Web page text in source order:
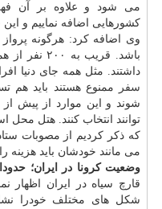
می شود و علاوه بر آن
کشورهایی اضافه نماییم و
وی اضافه کرد: هرگونه
باشد. قریب
داشتند. مثل همه جای دنیا
سفر
ممنوع هستند باید هم
شوند و این موارد از پیش
توانند انتخاب کنند. هتل
که ذکر کردیم از مصوبات
می مانند خودشان باید هزینه
وضعیت کرونا در ایران؛ حدودا
قارچ سیاه در ایران اظهار
شکل های مختلف خودرا